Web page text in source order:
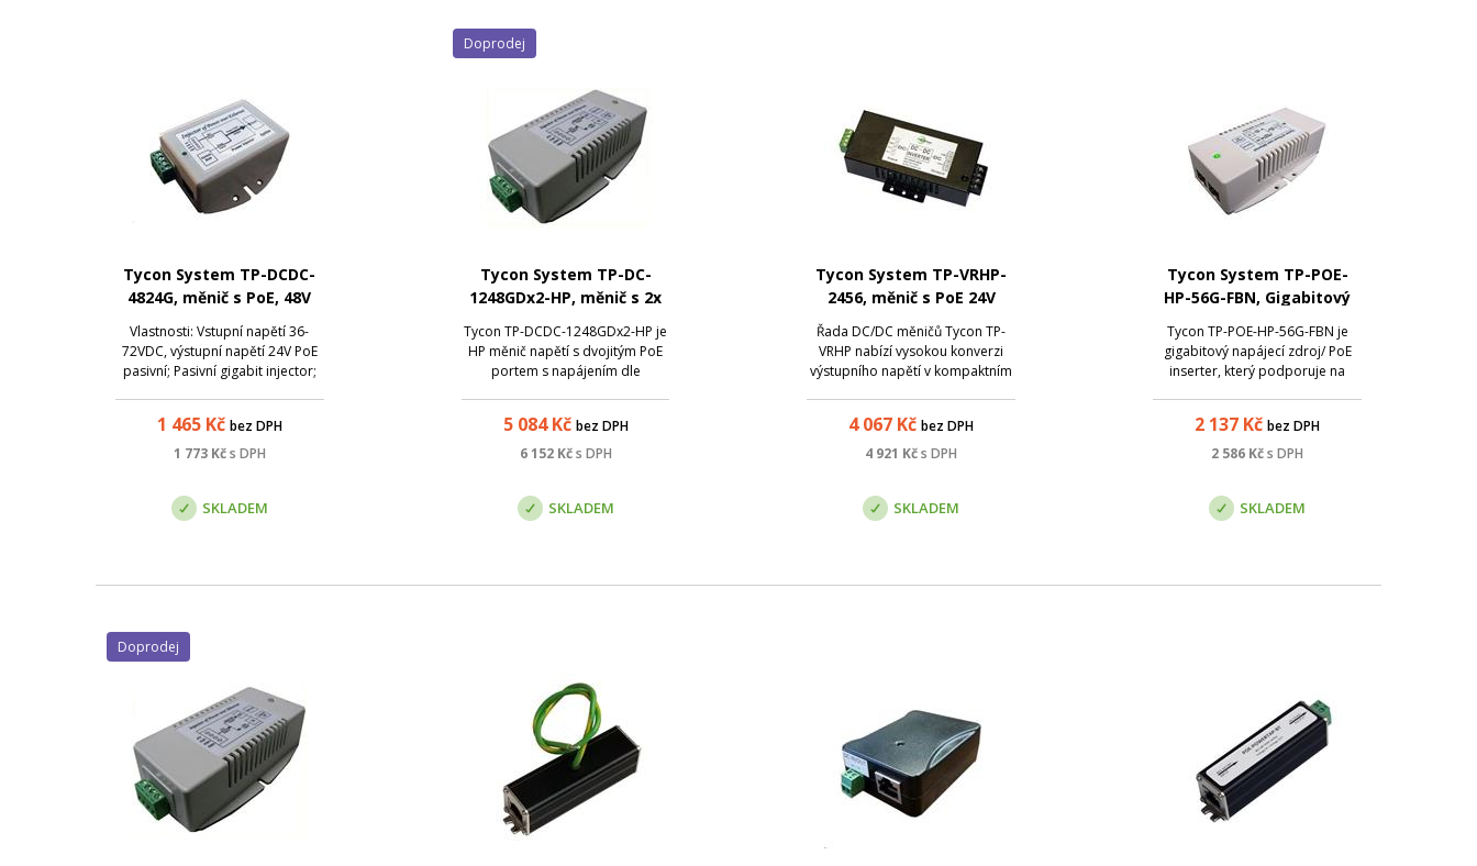
Tycon System TP-DCDC-
4824G, měnič s PoE, 48V
DC/24V DC, 24W
Vlastnosti: Vstupní napětí 36-
72VDC, výstupní napětí 24V PoE
pasivní; Pasivní gigabit injector;
(redudantní napájení);
Integrovaný PoE napaječ;
1 465Kč bez DPH
1 773Kčs DPH
SKLADEM
Tycon System TP-DC-
1248GDx2-HP, měnič s 2x
2x21W
Tycon TP-DCDC-1248GDx2-HP je
HP měnič napětí s dvojitým PoE
portem s napájením dle
Vstupní napětí 10 - 15VDC je
regulováno na 56V/ 0,38A na
5 084Kč bez DPH
6 152Kč s DPH
Doprodej
SKLADEM
Tycon System TP-VRHP-
2456, měnič s PoE 24V
DC/56V DC, 70W
Řada DC/DC měničů Tycon TP-
VRHP nabízí vysokou konverzi
výstupního napětí v kompaktním
napětí 18-36 VDC na výstupní 56
VDC s maximálním výkonem
4 067 Kč bez DPH
4 921 Kčs DPH
SKLADEM
Tycon System TP-POE-
HP-56G-FBN, Gigabitový
Tycon TP-POE-HP-56G-FBN je
gigabitový napájecí zdroj/ PoE
inserter, který podporuje na
vysokým odběrem. Tento zdroj
podporuje pasivní napájení po
2 137 Kč bez DPH
2 586 Kčs DPH
SKLADEM
Doprodej